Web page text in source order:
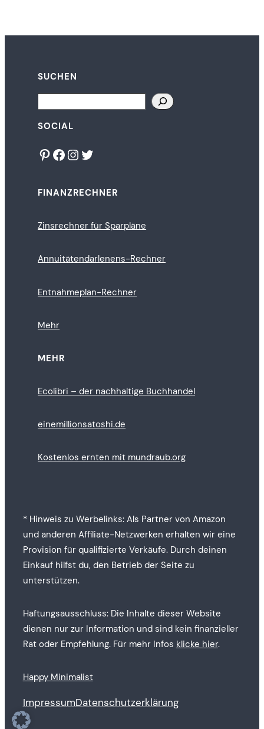
SUCHEN
SOCIAL
Pinterest Facebook Instagram Twitter
FINANZRECHNER
Zinsrechner für Sparpläne
Annuitätendarlenens-Rechner
Entnahmeplan-Rechner
Mehr
MEHR
Ecolibri – der nachhaltige Buchhandel
einemillionsatoshi.de
Kostenlos ernten mit mundraub.org
* Hinweis zu Werbelinks: Als Partner von Amazon
und anderen Affiliate-Netzwerken erhalten wir eine
Provision für qualifizierte Verkäufe. Durch deinen
Einkauf hilfst du, den Betrieb der Seite zu
unterstützen.
Haftungsausschluss: Die Inhalte dieser Website
dienen nur zur Information und sind kein finanzieller
Rat oder Empfehlung. Für mehr Infos klicke hier.
Happy Minimalist
ImpressumDatenschutzerklärung